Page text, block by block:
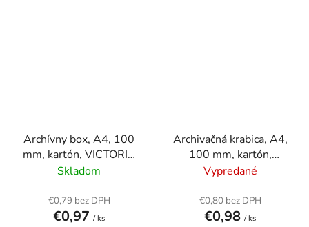
Archívny box, A4, 100
mm, kartón, VICTORIA
OFFICE, biely
Skladom
€0,79 bez DPH
€0,97 / ks
Archivačná krabica, A4,
100 mm, kartón,
DONAU, červená
Vypredané
€0,80 bez DPH
€0,98 / ks